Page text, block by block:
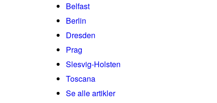
Belfast
Berlin
Dresden
Prag
Slesvig-Holsten
Toscana
Se alle artikler